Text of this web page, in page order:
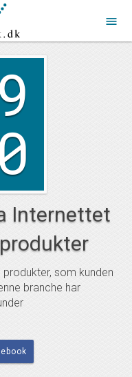
menu
Internettet
som kunden
branche har